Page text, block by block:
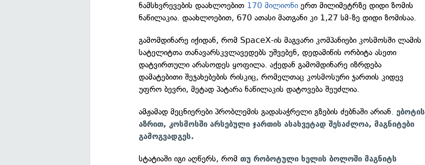
ნამსხვრევების დაახლოებით 170 მილიონი ერთ მილიმეტრზე დიდი ზომის
ნაწილაკია. დაახლოებით, 670 ათასი მათგანი კი 1,27 სმ-ზე დიდი ზომისაა.
გამომდინარე იქიდან, რომ SpaceX-ის მაგვარი კომპანიები კოსმოსში ლამის
სატელიტთა თანავარსკვლავედებს უშვებენ, დედამიწის ორბიტა ასეთი
დატვირთული არასოდეს ყოფილა. აქედან გამომდინარე იზრდება
დამატებითი შეჯახებების რისკიც, რომელთაც კოსმოსური ჯართის კიდევ
უფრო ბევრი, მეტად პატარა ნაწილაკის დატოვება შეუძლია.
ამჟამად მეცნიერები პრობლემის გადასაჭრელი გზების ძებნაში არიან.ებოტის
აზრით, კოსმოსში არსებული ჯართის ასახვეტად შესაძლოა, მაგნიტები
გამოგვადგეს.
სტატიაში იგი აღწერს, რომთუ რობოტული ხელის ბოლოში მაგნიტს